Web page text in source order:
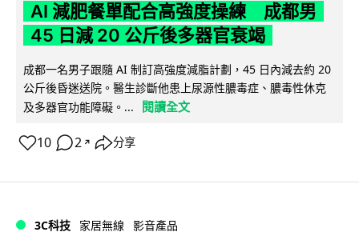
AI 減肥餐單配合高強度操練 成都男
45 日減 20 公斤後多器官衰竭
成都一名男子跟隨 AI 制訂高強度減脂計劃，45 日內減去約 20
公斤後昏迷送院。醫生診斷他患上尿源性膿毒症、膿毒性休克
及多器官功能障礙。...
閱讀全文
10 2 ↗ 分享
3C科技 家居無線 影音產品